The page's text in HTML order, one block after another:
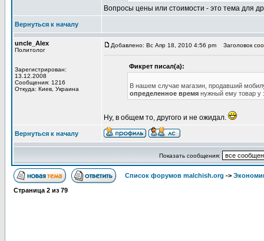
Вопросы цены или стоимости - это тема для
Вернуться к началу
uncle_Alex
Политолог
Зарегистрирован:
13.12.2008
Сообщения: 1216
Откуда: Киев, Украина
Добавлено: Вс Апр 18, 2010 4:56 pm Заголовок
Фикрет писал(а):
В нашем случае магазин, продавший
определенное время нужный ему товар у
Ну, в общем то, другого и не ожидал.
Вернуться к началу
Показать сообщения:
Список форумов malchish.org ->
Страница 2 из 79